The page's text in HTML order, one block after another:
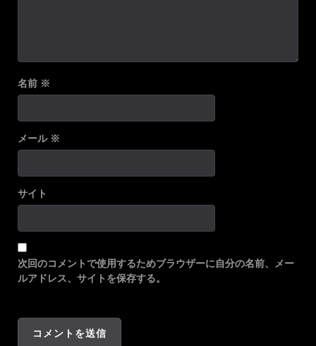
名前 ※
メール ※
サイト
次回のコメントで使用するためブラウザーに自分の名前、メー
ルアドレス、サイトを保存する。